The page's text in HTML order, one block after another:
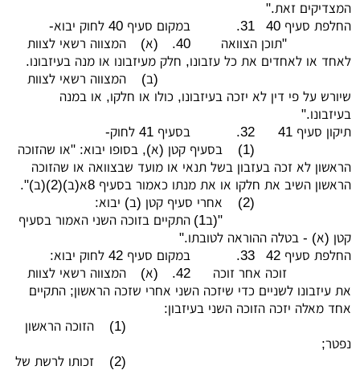
המצדיקים זאת."
החלפת סעיף 40
31.
במקום סעיף 40 לחוק יבוא-
"תוכן הצוואה
40. (א)
המצווה רשאי לצוות
לאחד או לאחדים את כל עזבונו, חלק מעיזבונו או מנה בעיזבונו.
(ב)
המצווה רשאי לצוות
שיורש על פי דין לא יזכה בעיזבונו, כולו או חלקו, או במנה
בעיזבונו."
תיקון סעיף 41
32.
בסעיף 41 לחוק-
(1)
בסעיף קטן (א), בסופו יבוא: "או שהזוכה
הראשון לא זכה בעזבון בשל תנאי או מועד שבצוואה או שהזוכה
הראשון השיב את חלקו או את מנתו כאמור בסעיף 8א(ב)(2)(ב)".
(2)
אחרי סעיף קטן (ב) יבוא:
"(ב1)
התקיים בזוכה השני האמור בסעיף
קטן (א) - בטלה ההוראה לטובתו."
החלפת סעיף 42
33.
במקום סעיף 42 לחוק יבוא:
זוכה אחר זוכה
42. (א)
המצווה רשאי לצוות
את עיזבונו לשניים כדי שיזכה השני אחרי שזכה הראשון; התקיים
אחד מאלה יזכה הזוכה השני בעיזבון:
(1)
הזוכה הראשון
נפטר;
(2)
זכותו לרשת של